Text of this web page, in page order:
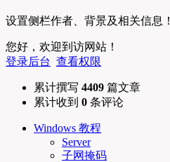
设置侧栏作者、背景及相关信息！
您好，欢迎到访网站！
登录后台 查看权限
累计撰写 4409 篇文章
累计收到 0 条评论
Windows 教程
Server
子网掩码